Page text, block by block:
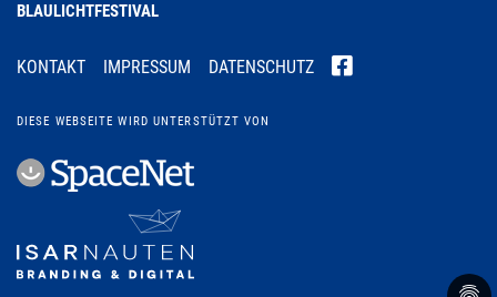
BLAULICHTFESTIVAL
KONTAKT IMPRESSUM DATENSCHUTZ
DIESE WEBSEITE WIRD UNTERSTÜTZT VON